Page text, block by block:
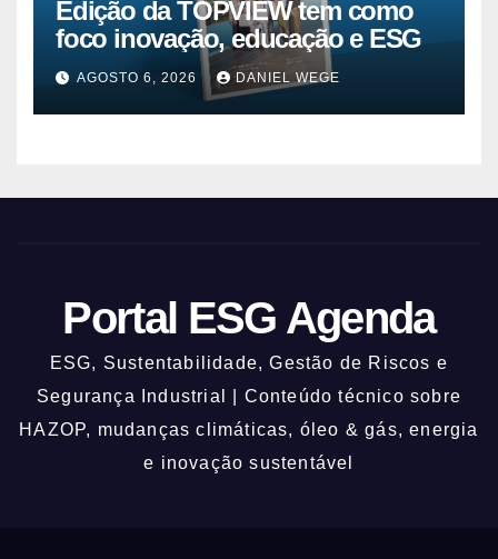
Edição da TOPVIEW tem como
foco inovação, educação e ESG
AGOSTO 6, 2026 DANIEL WEGE
Portal ESG Agenda
ESG, Sustentabilidade, Gestão de Riscos e
Segurança Industrial | Conteúdo técnico sobre
HAZOP, mudanças climáticas, óleo & gás, energia
e inovação sustentável